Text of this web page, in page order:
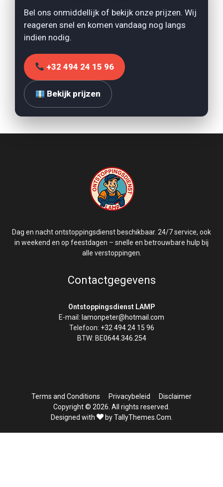
Bel ons onmiddellijk of bekijk onze prijzen. Wij
reageren snel en komen vandaag nog langs
indien nodig.
+32 494 24 15 96
Bekijk prijzen
Dag en nacht ontstoppingsdienst beschikbaar. 24/7 service, ook
in weekend en op feestdagen – snelle en betrouwbare hulp bij
alle verstoppingen.
Contactgegevens
Ontstoppingsdienst LAMP
E-mail: lamonpeter@hotmail.com
Telefoon: +32 494 24 15 96
BTW: BE0644.346.254
Terms and Conditions Privacybeleid
Disclaimer
Copyright © 2026. All rights reserved.
Designed with
by TallyThemes.Com